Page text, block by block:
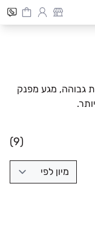
Cart
גבוהה, מגע מפנק
(9)
מיון לפי